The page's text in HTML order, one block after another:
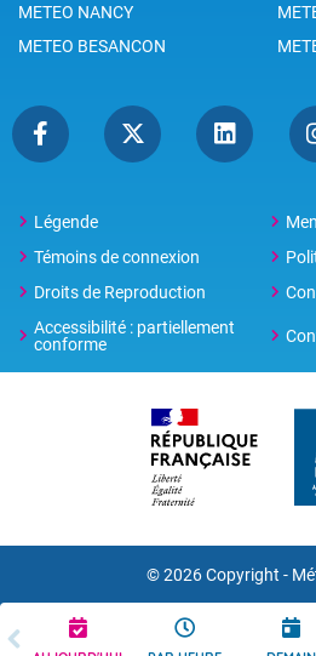
METEO NANCY
METEO BESANCON
Légende
Témoins de connexion
Droits de Reproduction
Accessibilité : partiellement
conforme
© 2026 Copyright -